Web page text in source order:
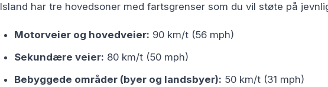
Island har tre hovedsoner med fartsgrenser som du vil støte på
Motorveier og hovedveier: 90 km/t (56 mph)
Sekundære veier: 80 km/t (50 mph)
Bebyggede områder (byer og landsbyer): 50 km/t (31 mph)